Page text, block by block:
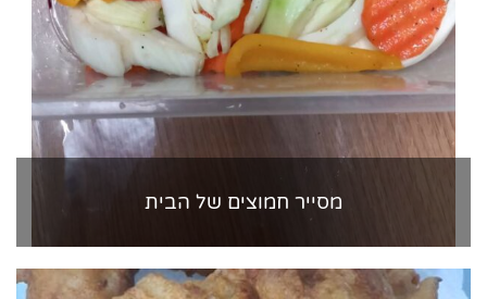
מסייר חמוצים של הבית